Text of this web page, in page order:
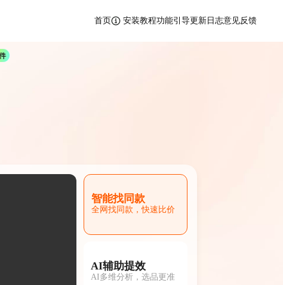
首页 安装教程功能引导更新日志意见反馈
智能找同款
全网找同款，快速比价
AI辅助提效
AI多维分析，选品更准